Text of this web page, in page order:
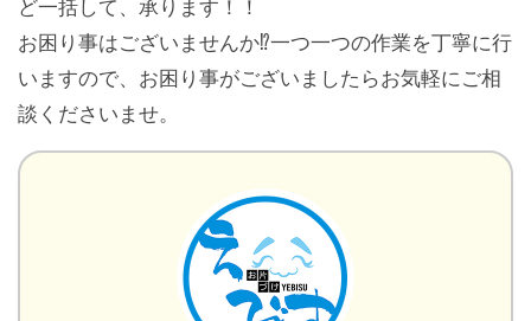
ど一括して、承ります！！
お困り事はございませんか⁉️一つ一つの作業を丁寧に行
いますので、お困り事がございましたらお気軽にご相
談くださいませ。